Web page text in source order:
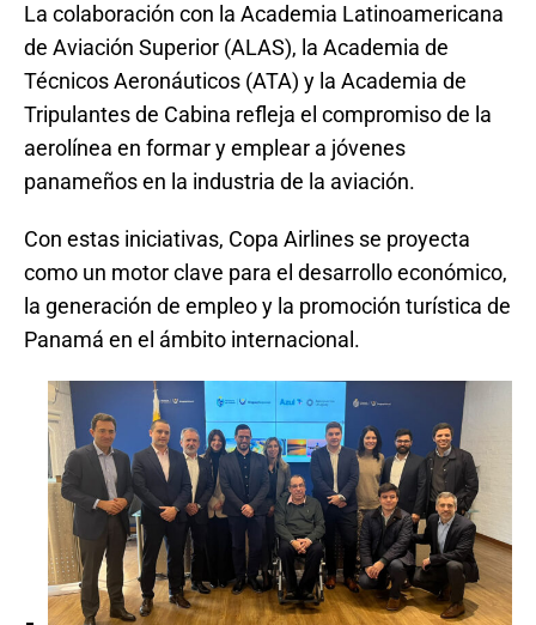
La colaboración con la Academia Latinoamericana
de Aviación Superior (ALAS), la Academia de
Técnicos Aeronáuticos (ATA) y la Academia de
Tripulantes de Cabina refleja el compromiso de la
aerolínea en formar y emplear a jóvenes
panameños en la industria de la aviación.
Con estas iniciativas, Copa Airlines se proyecta
como un motor clave para el desarrollo económico,
la generación de empleo y la promoción turística de
Panamá en el ámbito internacional.